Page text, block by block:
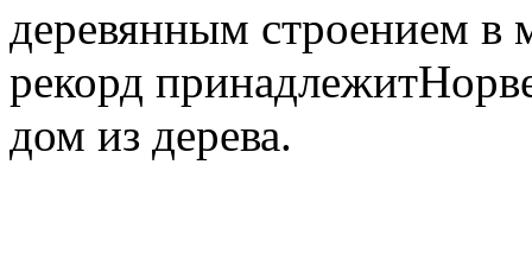
деревянным строением
рекорд
дом из дерева.